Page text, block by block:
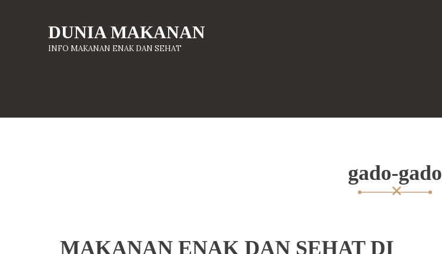
DUNIA MAKANAN
INFO MAKANAN ENAK DAN SEHAT
gado-gado
MAKANAN ENAK DAN SEHAT DI